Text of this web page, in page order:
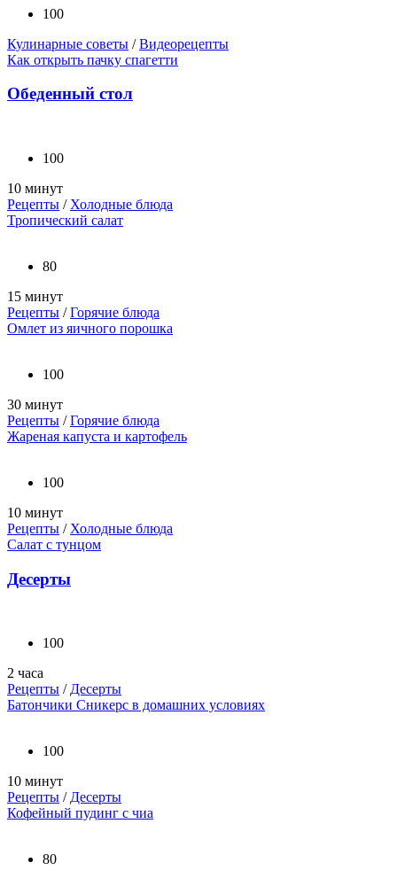
100
Кулинарные советы /Видеорецепты
Как открыть пачку спагетти
Обеденный стол
100
10 минут
Рецепты / Холодные блюда
Тропический салат
80
15 минут
Рецепты /Горячие блюда
Омлет из яичного порошка
100
30 минут
Рецепты /Горячие блюда
Жареная капуста и картофель
100
10 минут
Рецепты / Холодные блюда
Салат с тунцом
Десерты
100
2 часа
Рецепты /Десерты
Батончики Сникерс в домашних условиях
100
10 минут
Рецепты /Десерты
Кофейный пудинг с чиа
80